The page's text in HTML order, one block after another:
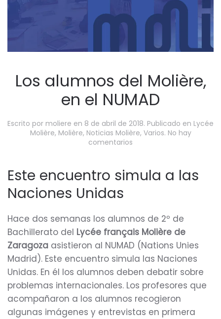
Los alumnos del Molière,
en el NUMAD
Escrito por moliere en 8 de abril de 2018. Publicado en Lycée
Molière, Molière, Noticias Molière, Varios. No hay
comentarios
del
Molière,
Este encuentro simula a las
Naciones Unidas
Hace dos semanas los alumnos de 2º de
Bachillerato del Lycée français Molière de
Zaragoza asistieron al NUMAD (Nations Unies
Madrid). Este encuentro simula las Naciones
Unidas. En él los alumnos deben debatir sobre
problemas internacionales. Los profesores que
acompañaron a los alumnos recogieron
algunas imágenes y entrevistas en primera